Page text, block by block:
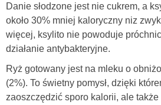
Danie słodzone jest nie cukrem, a
około 30% mniej kaloryczny niz
więcej, ksylito nie powoduje
działanie antybakteryjne.
Ryż gotowany jest na mleku o
(2%). To świetny pomysł, dzięki
zaoszczędzić sporo kalorii, ale